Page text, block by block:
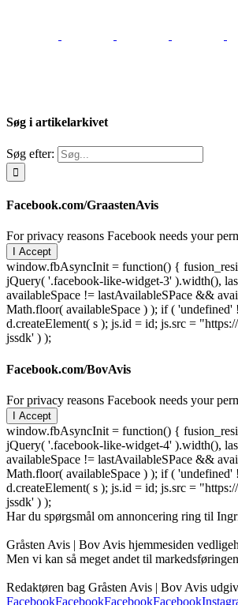
Søg i artikelarkivet
Søg efter:
Facebook.com/GraastenAvis
For privacy reasons Facebook needs your
I Accept
window.fbAsyncInit = function() {
jQuery( '.facebook-like-widget-3' ).width(),
availableSpace != lastAvailableSPace &&
Math.floor( availableSpace ) ); if (
d.createElement( s ); js.id = id; js.src =
jssdk' ) );
Facebook.com/BovAvis
For privacy reasons Facebook needs your
I Accept
window.fbAsyncInit = function() {
jQuery( '.facebook-like-widget-4' ).width(),
availableSpace != lastAvailableSPace &&
Math.floor( availableSpace ) ); if (
d.createElement( s ); js.id = id; js.src =
jssdk' ) );
Har du spørgsmål om annoncering ring til
Gråsten Avis | Bov Avis hjemmesiden
Men vi kan så meget andet til
Redaktøren bag Gråsten Avis | Bov Avis
FacebookFacebookFacebookFacebook